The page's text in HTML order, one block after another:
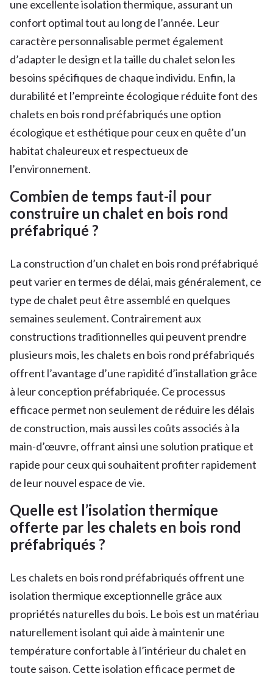
une excellente isolation thermique, assurant un
confort optimal tout au long de l’année. Leur
caractère personnalisable permet également
d’adapter le design et la taille du chalet selon les
besoins spécifiques de chaque individu. Enfin, la
durabilité et l’empreinte écologique réduite font des
chalets en bois rond préfabriqués une option
écologique et esthétique pour ceux en quête d’un
habitat chaleureux et respectueux de
l’environnement.
Combien de temps faut-il pour
construire un chalet en bois rond
préfabriqué ?
La construction d’un chalet en bois rond préfabriqué
peut varier en termes de délai, mais généralement, ce
type de chalet peut être assemblé en quelques
semaines seulement. Contrairement aux
constructions traditionnelles qui peuvent prendre
plusieurs mois, les chalets en bois rond préfabriqués
offrent l’avantage d’une rapidité d’installation grâce
à leur conception préfabriquée. Ce processus
efficace permet non seulement de réduire les délais
de construction, mais aussi les coûts associés à la
main-d’œuvre, offrant ainsi une solution pratique et
rapide pour ceux qui souhaitent profiter rapidement
de leur nouvel espace de vie.
Quelle est l’isolation thermique
offerte par les chalets en bois rond
préfabriqués ?
Les chalets en bois rond préfabriqués offrent une
isolation thermique exceptionnelle grâce aux
propriétés naturelles du bois. Le bois est un matériau
naturellement isolant qui aide à maintenir une
température confortable à l’intérieur du chalet en
toute saison. Cette isolation efficace permet de